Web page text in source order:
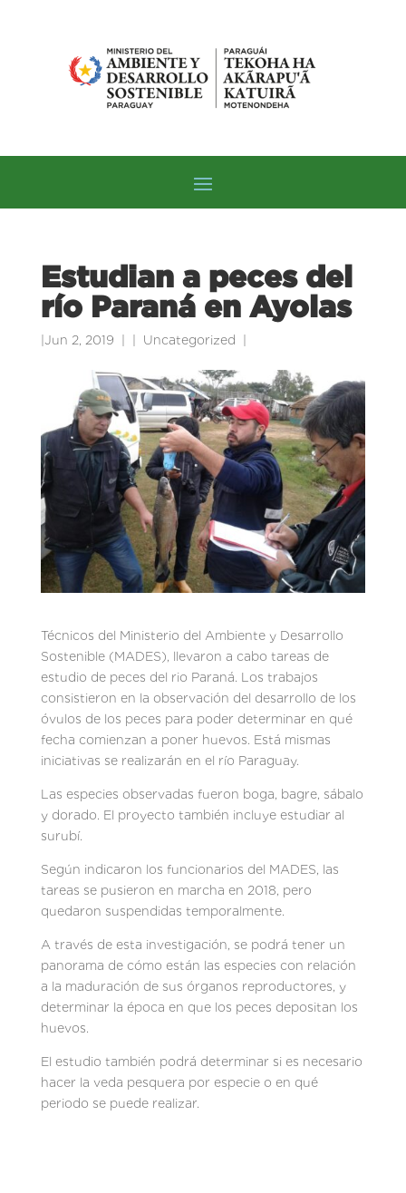
Estudian a peces del
río Paraná en Ayolas
Jun 2, 2019 Uncategorized
Técnicos del Ministerio del Ambiente y Desarrollo
Sostenible (MADES), llevaron a cabo tareas de
estudio de peces del rio Paraná. Los trabajos
consistieron en la observación del desarrollo de los
óvulos de los peces para poder determinar en qué
fecha comienzan a poner huevos. Está mismas
iniciativas se realizarán en el río Paraguay.
Las especies observadas fueron boga, bagre, sábalo
y dorado. El proyecto también incluye estudiar al
surubí.
Según indicaron los funcionarios del MADES, las
tareas se pusieron en marcha en 2018, pero
quedaron suspendidas temporalmente.
A través de esta investigación, se podrá tener un
panorama de cómo están las especies con relación
a la maduración de sus órganos reproductores, y
determinar la época en que los peces depositan los
huevos.
El estudio también podrá determinar si es necesario
hacer la veda pesquera por especie o en qué
periodo se puede realizar.